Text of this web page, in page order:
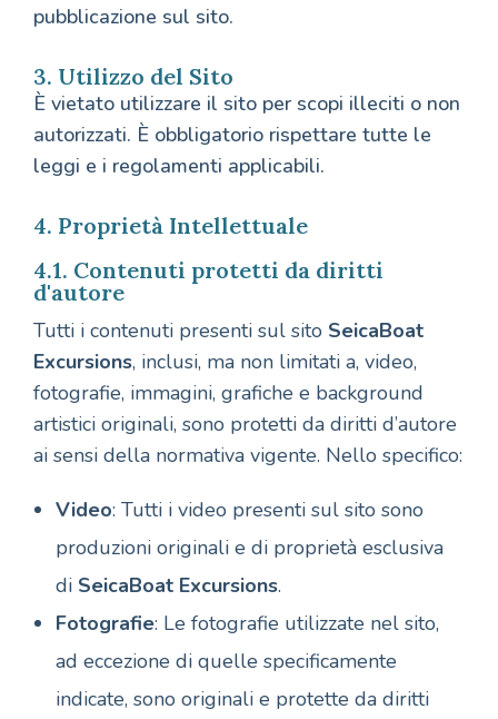
pubblicazione sul sito.
3. Utilizzo del Sito
È vietato utilizzare il sito per scopi illeciti o non
autorizzati. È obbligatorio rispettare tutte le
leggi e i regolamenti applicabili.
4. Proprietà Intellettuale
4.1. Contenuti protetti da diritti
d'autore
Tutti i contenuti presenti sul sito SeicaBoat
Excursions, inclusi, ma non limitati a, video,
fotografie, immagini, grafiche e background
artistici originali, sono protetti da diritti d’autore
ai sensi della normativa vigente. Nello specifico:
Video: Tutti i video presenti sul sito sono
produzioni originali e di proprietà esclusiva
di SeicaBoat Excursions.
Fotografie: Le fotografie utilizzate nel sito,
ad eccezione di quelle specificamente
indicate, sono originali e protette da diritti